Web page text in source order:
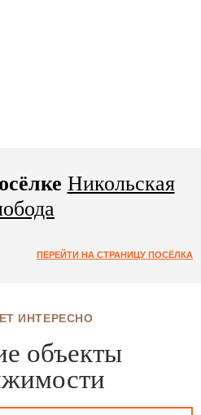
Никольская
ПЕРЕЙТИ НА СТРАНИЦУ ПОСЁЛКА
ИНТЕРЕСНО
объекты